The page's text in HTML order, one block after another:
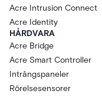
Acre Intrusion Connect
Acre Identity
HÅRDVARA
Acre Bridge
Acre Smart Controller
Intrångspaneler
Rörelsesensorer